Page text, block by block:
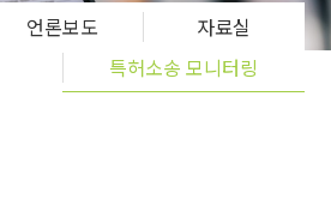
언론보도
자료실
특허소송 모니터링